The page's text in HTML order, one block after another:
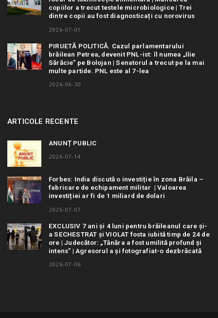
copiilor a trecut testele microbiologice | Trei
dintre copii au fost diagnosticați cu norovirus
2026-07-01
PIRUETĂ POLITICĂ. Cazul parlamentarului
brăilean Petrea, devenit PNL-ist: îl numea „Ilie
Sărăcie” pe Bolojan | Senatorul a trecut pe la mai
multe partide. PNL este al 7-lea
2026-06-30
ARTICOLE RECENTE
ANUNȚ PUBLIC
2026-07-14
Forbes: India discută o investiție în zona Brăila –
fabricare de echipament militar | Valoarea
investiției ar fi de 1 miliard de dolari
2026-07-07
EXCLUSIV 7 ani și 4 luni pentru brăileanul care și-
a SECHESTRAT și VIOLAT fosta iubită timp de 24 de
ore | Judecător: „Tânăra a fost umilită profund și
intens” | Agresorul a și fotografiat-o dezbrăcată
2026-07-06